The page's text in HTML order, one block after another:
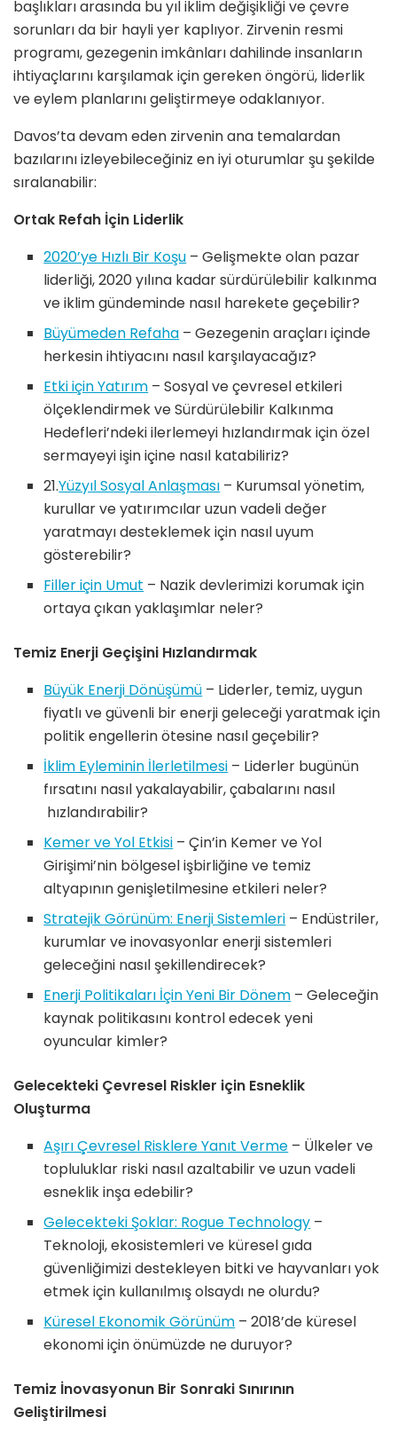
başlıkları arasında bu yıl iklim değişikliği ve çevre
sorunları da bir hayli yer kaplıyor. Zirvenin resmi
programı, gezegenin imkânları dahilinde insanların
ihtiyaçlarını karşılamak için gereken öngörü, liderlik
ve eylem planlarını geliştirmeye odaklanıyor.
Davos’ta devam eden zirvenin ana temalardan
bazılarını izleyebileceğiniz en iyi oturumlar şu şekilde
sıralanabilir:
Ortak Refah İçin Liderlik
2020’ye Hızlı Bir Koşu – Gelişmekte olan pazar
liderliği, 2020 yılına kadar sürdürülebilir kalkınma
ve iklim gündeminde nasıl harekete geçebilir?
Büyümeden Refaha – Gezegenin araçları içinde
herkesin ihtiyacını nasıl karşılayacağız?
Etki için Yatırım – Sosyal ve çevresel etkileri
ölçeklendirmek ve Sürdürülebilir Kalkınma
Hedefleri’ndeki ilerlemeyi hızlandırmak için özel
sermayeyi işin içine nasıl katabiliriz?
21.Yüzyıl Sosyal Anlaşması – Kurumsal yönetim,
kurullar ve yatırımcılar uzun vadeli değer
yaratmayı desteklemek için nasıl uyum
gösterebilir?
Filler için Umut – Nazik devlerimizi korumak için
ortaya çıkan yaklaşımlar neler?
Temiz Enerji Geçişini Hızlandırmak
Büyük Enerji Dönüşümü – Liderler, temiz, uygun
fiyatlı ve güvenli bir enerji geleceği yaratmak için
politik engellerin ötesine nasıl geçebilir?
İklim Eyleminin İlerletilmesi – Liderler bugünün
fırsatını nasıl yakalayabilir, çabalarını nasıl
hızlandırabilir?
Kemer ve Yol Etkisi – Çin’in Kemer ve Yol
Girişimi’nin bölgesel işbirliğine ve temiz
altyapının genişletilmesine etkileri neler?
Stratejik Görünüm: Enerji Sistemleri – Endüstriler,
kurumlar ve inovasyonlar enerji sistemleri
geleceğini nasıl şekillendirecek?
Enerji Politikaları İçin Yeni Bir Dönem – Geleceğin
kaynak politikasını kontrol edecek yeni
oyuncular kimler?
Gelecekteki Çevresel Riskler için Esneklik
Oluşturma
Aşırı Çevresel Risklere Yanıt Verme – Ülkeler ve
topluluklar riski nasıl azaltabilir ve uzun vadeli
esneklik inşa edebilir?
Gelecekteki Şoklar: Rogue Technology –
Teknoloji, ekosistemleri ve küresel gıda
güvenliğimizi destekleyen bitki ve hayvanları yok
etmek için kullanılmış olsaydı ne olurdu?
Küresel Ekonomik Görünüm – 2018’de küresel
ekonomi için önümüzde ne duruyor?
Temiz İnovasyonun Bir Sonraki Sınırının
Geliştirilmesi